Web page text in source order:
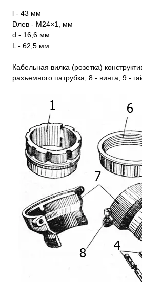
l - 43 мм
Dлев - М24×1, мм
d - 16,6 мм
L - 62,5 мм
Кабельная вилка (розетка)
разъемного патрубка, 8 - винта, 9 -